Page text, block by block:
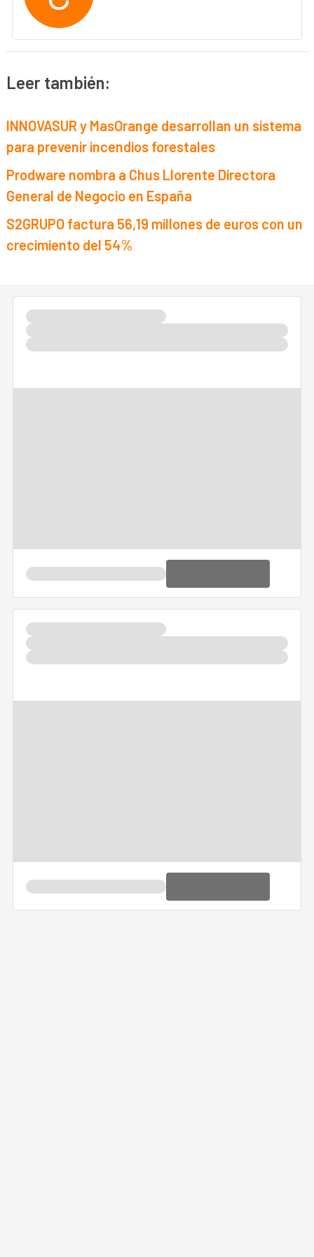
Leer también:
INNOVASUR y MasOrange desarrollan un sistema
para prevenir incendios forestales
Prodware nombra a Chus Llorente Directora
General de Negocio en España
S2GRUPO factura 56,19 millones de euros con un
crecimiento del 54%